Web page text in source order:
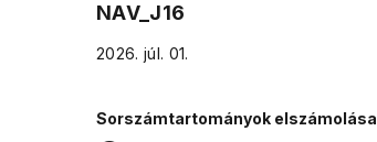
NAV_J16
2026. júl. 01.
Sorszámtartományok elszámolása